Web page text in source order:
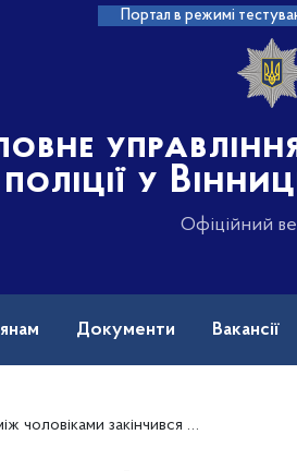
Портал в режимі
поліції у
Офіційний
Документи Вакансії
для одного з них: слідчі повідомили нападнику про підозру